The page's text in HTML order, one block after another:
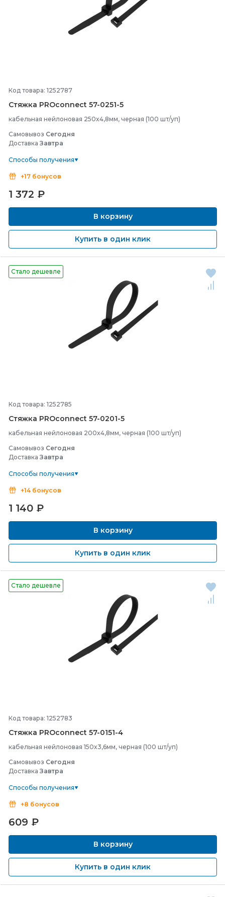
Код товара: 1252787
Стяжка PROconnect 57-0251-5
кабельная нейлоновая 250x4,8мм, черная (100 шт/уп)
Самовывоз Сегодня
Доставка Завтра
Способы получения
+17 бонусов
1 372 ₽
В корзину
Купить в один клик
Стало дешевле
Код товара: 1252785
Стяжка PROconnect 57-0201-5
кабельная нейлоновая 200x4,8мм, черная (100 шт/уп)
Самовывоз Сегодня
Доставка Завтра
Способы получения
+14 бонусов
1 140 ₽
В корзину
Купить в один клик
Стало дешевле
Код товара: 1252783
Стяжка PROconnect 57-0151-4
кабельная нейлоновая 150x3,6мм, черная (100 шт/уп)
Самовывоз Сегодня
Доставка Завтра
Способы получения
+8 бонусов
609 ₽
В корзину
Купить в один клик